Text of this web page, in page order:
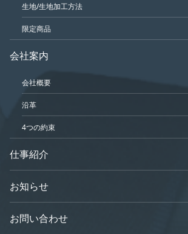
生地/生地加工方法
限定商品
会社案内
会社概要
沿革
4つの約束
仕事紹介
お知らせ
お問い合わせ